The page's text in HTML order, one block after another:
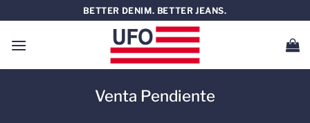
al
contenido
BETTER DENIM. BETTER JEANS.
Venta Pendiente